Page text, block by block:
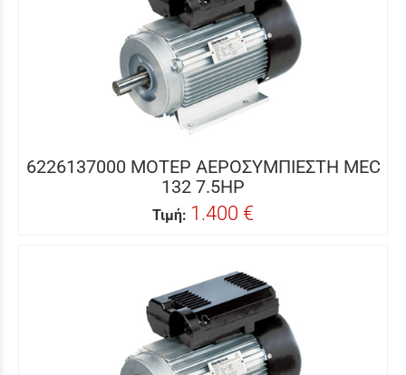
6226137000 ΜΟΤΕΡ ΑΕΡΟΣΥΜΠΙΕΣΤΗ MEC
132 7.5HP
Τιμή: 1.400 €